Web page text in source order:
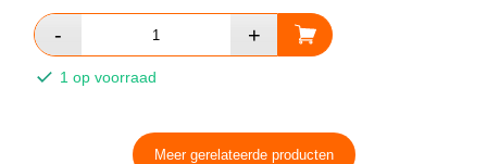
1 op voorraad
Meer gerelateerde producten